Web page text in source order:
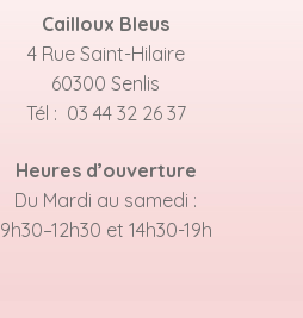
Cailloux Bleus
4 Rue Saint-Hilaire
60300 Senlis
Tél : 03 44 32 26 37
Heures d’ouverture
Du Mardi au samedi :
9h30–12h30 et 14h30-19h